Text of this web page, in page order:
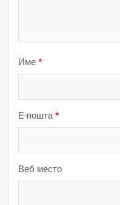
Име *
Е-пошта*
Веб место